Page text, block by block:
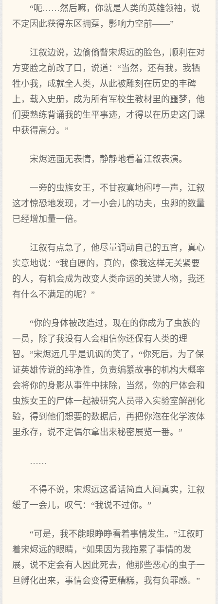
“呃……然后嘛，你就是人类的英雄领袖，说
不定因此获得东区拥趸，影响力空前——”
江叙边说，边偷偷瞥宋烬远的脸色，顺利在对
方变脸之前改了口，说道：“当然，还有我，我牺
牲小我，成就全人类，从此被雕刻在历史的丰碑
上，载入史册，成为所有军校生教材里的噩梦，他
们要熟练背诵我的生平事迹，才得以在历史这门课
中获得高分。”
宋烬远面无表情，静静地看着江叙表演。
一旁的虫族女王，不甘寂寞地闷哼一声，江叙
这才惊恐地发现，才一小会儿的功夫，虫卵的数量
已经增加量一倍。
江叙有点急了，他尽量调动自己的五官，真心
实意地说：“我自愿的，真的，像我这样无关紧要
的人，有机会成为改变人类命运的关键人物，我还
有什么不满足的呢？”
“你的身体被改造过，现在的你成为了虫族的
一员，除了我没有人会相信你还保有人类的理
智。”宋烬远几乎是讥讽的笑了，“你死后，为了保
证英雄传说的纯净性，负责编纂故事的机构大概率
会将你的身影从事件中抹除，当然，你的尸体会和
虫族女王的尸体一起被研究人员带入实验室解剖化
验，得到他们想要的数据后，再把你泡在化学液体
里永存，说不定偶尔拿出来秘密展览一番。”
……
不得不说，宋烬远这番话简直人间真实，江叙
缓了一会儿，叹气：“我说不过你。”
“可是，我不能眼睁睁看着事情发生。”江叙盯
着宋烬远的眼睛，“如果因为我拖累了事情的发
展，说不定会有人因此死去，他那些恶心的虫子一
旦孵化出来，事情会变得更糟糕，我有负罪感。”